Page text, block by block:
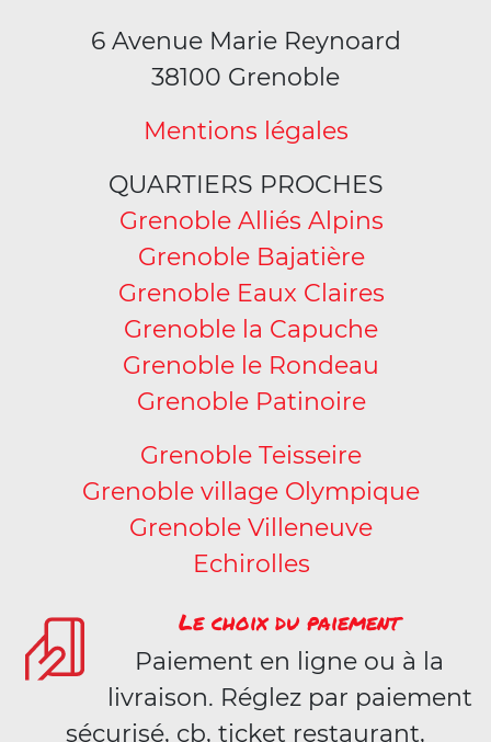
6 Avenue Marie Reynoard
38100 Grenoble
Mentions légales
QUARTIERS PROCHES
Grenoble Alliés Alpins
Grenoble Bajatière
Grenoble Eaux Claires
Grenoble la Capuche
Grenoble le Rondeau
Grenoble Patinoire
Grenoble Teisseire
Grenoble village Olympique
Grenoble Villeneuve
Echirolles
Le choix du paiement
Paiement en ligne ou à la
livraison. Réglez par paiement
sécurisé, cb, ticket restaurant,